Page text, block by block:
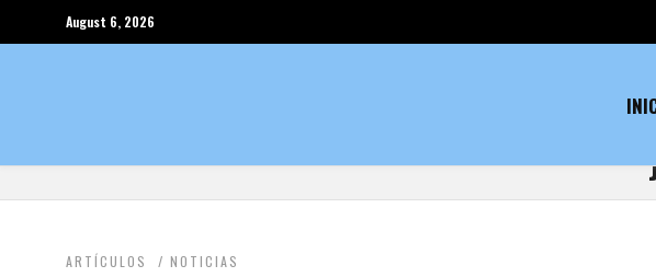
August 6, 2026
ARTÍCULOS / NOTICIAS